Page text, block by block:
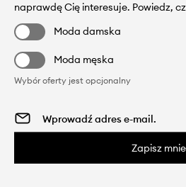
naprawdę Cię interesuje. Powiedz,
Moda damska
Moda męska
Wybór oferty jest opcjonalny
Zapisz mnie